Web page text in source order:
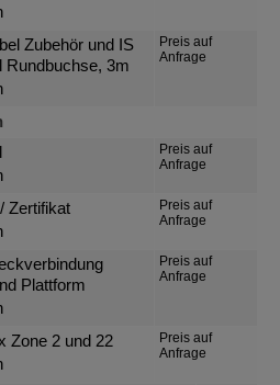
Zubehör und IS
Rundbuchse, 3m
Preis auf
Anfrage
Preis auf
Anfrage
Zertifikat
Preis auf
Anfrage
Plattform
Preis auf
Anfrage
Zone 2 und 22
Preis auf
Anfrage